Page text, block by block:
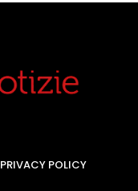
PRIVACY POLICY